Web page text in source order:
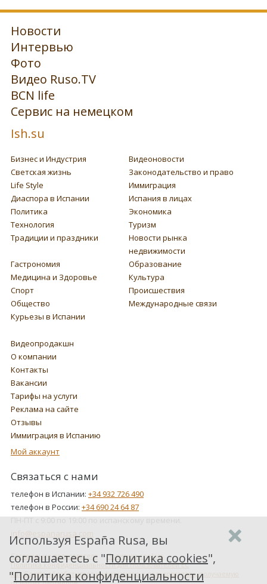
Новости
Интервью
Фото
Видео Ruso.TV
BCN life
Сервис на немецком
Ish.su
Бизнес и Индустрия
Видеоновости
Светская жизнь
Законодательство и право
Life Style
Иммиграция
Диаспора в Испании
Испания в лицах
Политика
Экономика
Технология
Туризм
Традиции и праздники
Новости рынка
недвижимости
Гастрономия
Образование
Медицина и Здоровье
Культура
Спорт
Происшествия
Общество
Международные связи
Курьезы в Испании
Видеопродакшн
О компании
Контакты
Вакансии
Тарифы на услуги
Реклама на сайте
Отзывы
Иммиграция в Испанию
Мой аккаунт
Связаться с нами
телефон в Испании: +34 932 726 490
телефон в России: +34 690 24 64 87
ПН-ПТ с 9:00 по 19:00 по испанскому времени.
info@espanarusa.com
Соглашение пользователя
Политика cookies
Политика конфиденциальности для пользователей ЕС
Как Google обрабатывает информацию о пользователях, получаемую
Используя España Rusa, вы
соглашаетесь с "Политика cookies",
"Политика конфиденциальности